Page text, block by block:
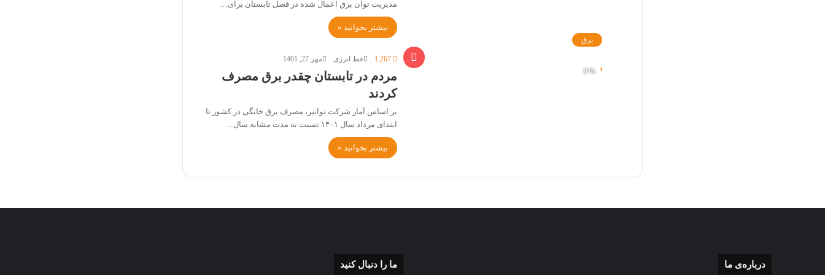
مدیریت توان برق اعمال شده در فصل تابستان برای…
بیشتر بخوانید »
برق
خط انرژی مهر 27, 1401
مردم در تابستان چقدر برق مصرف
کردند
بر اساس آمار شرکت توانیر، مصرف برق خانگی در کشور تا
ابتدای مرداد سال ۱۴۰۱ نسبت به مدت مشابه سال…
بیشتر بخوانید »
ما را دنبال کنید درباره‌ی ما